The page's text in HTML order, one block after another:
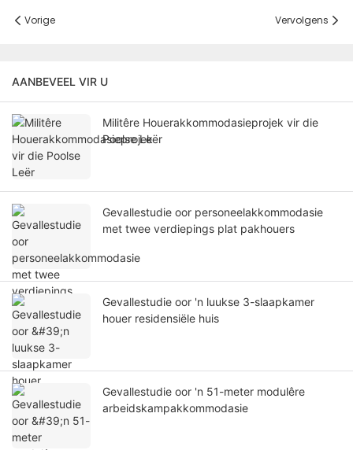
Vorige Vervolgens
AANBEVEEL VIR U
Militêre Houerakkommodasieprojek vir die
Poolse Leër
Gevallestudie oor personeelakkommodasie
met twee verdiepings plat pakhouers
Gevallestudie oor 'n luukse 3-slaapkamer
houer residensiële huis
Gevallestudie oor 'n 51-meter modulêre
arbeidskampakkommodasie